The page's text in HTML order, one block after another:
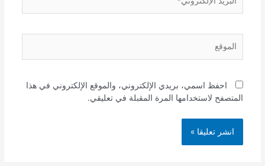
الإلكتروني*
احفظ اسمي، بريدي الإلكتروني، والموقع الإلكتروني في هذا
المتصفح لاستخدامها المرة المقبلة في تعليقي.